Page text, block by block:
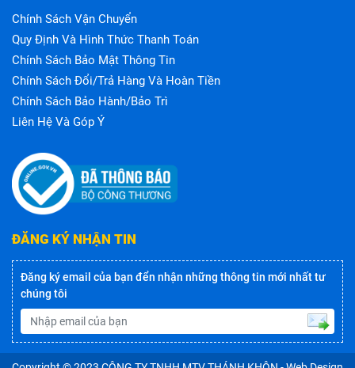
Chính Sách Vận Chuyển
Quy Định Và Hình Thức Thanh Toán
Chính Sách Bảo Mật Thông Tin
Chính Sách Đổi/trả Hàng Và Hoàn Tiền
Chính Sách Bảo Hành/bảo Trì
Liên Hệ Và Góp Ý
ĐĂNG KÝ NHẬN TIN
Đăng ký email của bạn đển nhận những thông tin mới nhất tư
chúng tôi